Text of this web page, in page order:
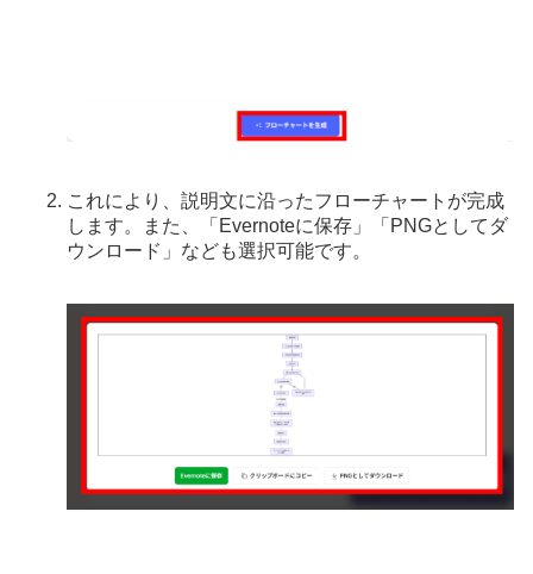
これにより、説明文に沿ったフローチャートが完成
します。また、「Evernoteに保存」「PNGとしてダ
ウンロード」なども選択可能です。